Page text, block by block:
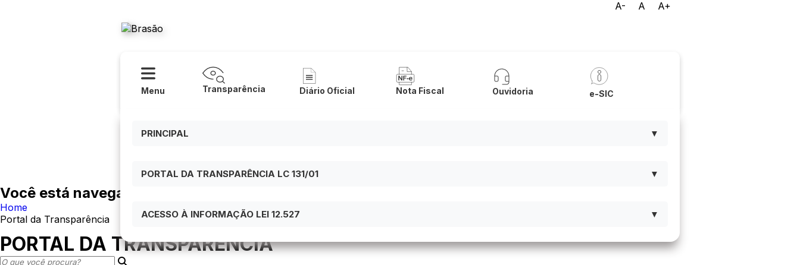
A- A
A+
Menu Transparência Diário Oficial Nota Fiscal Ouvidoria e-SIC
PRINCIPAL ▼
PORTAL DA TRANSPARÊNCIA LC 131/01 ▼
ACESSO À INFORMAÇÃO LEI 12.527 ▼
Você está navegando em:
Home
Portal da Transparência
PORTAL DA TRANSPARÊNCIA